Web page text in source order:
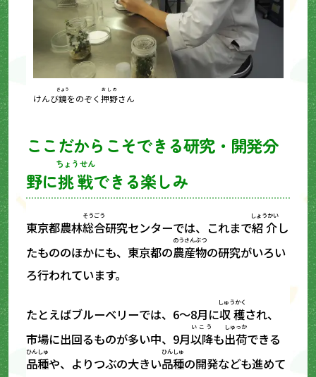
けんび鏡
きょう
をのぞく押野
おしの
さん
ここだからこそできる研究・開発分
野に挑戦
ちょうせん
できる楽しみ
東京都農林総合
そうごう
研究センターでは、これまで紹介
しょうかい
し
たもののほかにも、東京都の農産物
のうさんぶつ
の研究がいろい
ろ行われています。
たとえばブルーベリーでは、6～8月に収穫
しゅうかく
され、
市場に出回るものが多い中、9月以降
いこう
も出荷
しゅっか
できる
品種
ひんしゅ
や、よりつぶの大きい品種
ひんしゅ
の開発なども進めて